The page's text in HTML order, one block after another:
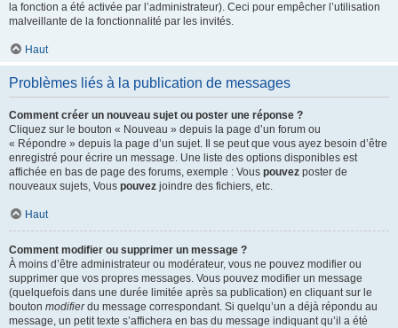
la fonction a été activée par l’administrateur). Ceci pour empêcher l’utilisation
malveillante de la fonctionnalité par les invités.
Haut
Problèmes liés à la publication de messages
Comment créer un nouveau sujet ou poster une réponse ?
Cliquez sur le bouton « Nouveau » depuis la page d’un forum ou
« Répondre » depuis la page d’un sujet. Il se peut que vous ayez besoin d’être
enregistré pour écrire un message. Une liste des options disponibles est
affichée en bas de page des forums, exemple : Vous pouvez poster de
nouveaux sujets, Vous pouvez joindre des fichiers, etc.
Haut
Comment modifier ou supprimer un message ?
À moins d’être administrateur ou modérateur, vous ne pouvez modifier ou
supprimer que vos propres messages. Vous pouvez modifier un message
(quelquefois dans une durée limitée après sa publication) en cliquant sur le
bouton modifierdu message correspondant. Si quelqu’un a déjà répondu au
message, un petit texte s’affichera en bas du message indiquant qu’il a été